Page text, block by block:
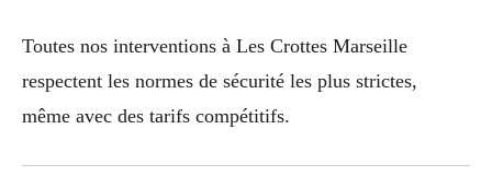
Toutes nos interventions à Les Crottes Marseille
respectent les normes de sécurité les plus strictes,
même avec des tarifs compétitifs.